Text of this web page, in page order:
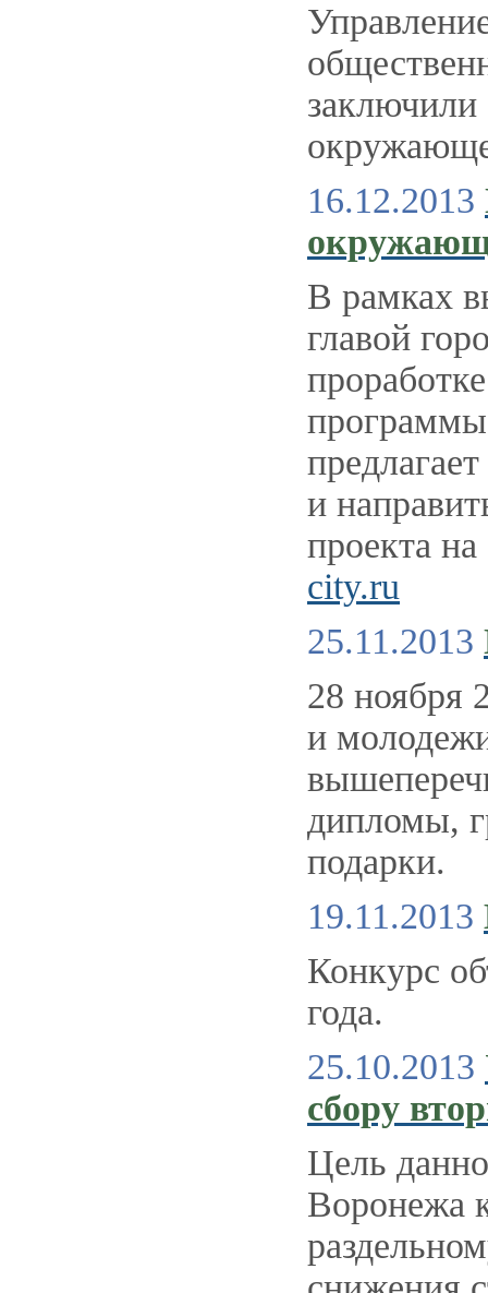
заключили
16.12.2013
В рамках
главой
и
проекта
city.ru
25.11.2013
28 ноября
и
дипломы,
подарки.
19.11.2013
Конкурс
года.
25.10.2013
сбору
Цель
Воронежа